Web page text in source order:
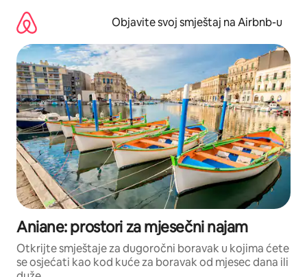
sadržaj
Objavite svoj smještaj na Airbnb-u
Aniane: prostori za mjesečni najam
Otkrijte smještaje za dugoročni boravak u kojima ćete
se osjećati kao kod kuće za boravak od mjesec dana ili